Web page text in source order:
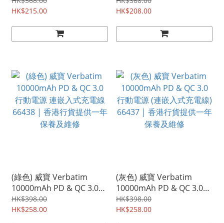
65937 | 香港行貨提供一年
HK$215.00
65936 | 香港行貨提供一年
HK$208.00
(綠色) 威寶 Verbatim
10000mAh PD & QC 3.0
行動電源 連嵌入式充電線
66438 | 香港行貨提供一年
HK$398.00
HK$258.00
(灰色) 威寶 Verbatim
10000mAh PD & QC 3.0
行動電源 (連嵌入式充電線)
66437 | 香港行貨提供一年
HK$398.00
HK$258.00